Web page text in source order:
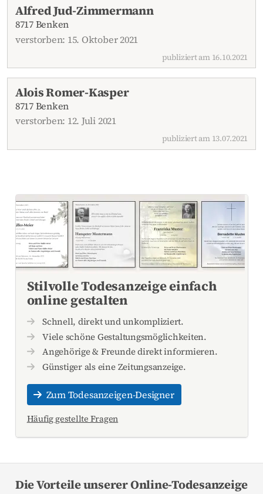
Aktuelle Todesanzeigen
Alfred Jud-Zimmermann
8717 Benken
verstorben: 15. Oktober 2021
publiziert am 16.10.2021
Alois Romer-Kasper
8717 Benken
verstorben: 12. Juli 2021
publiziert am 13.07.2021
Stilvolle Todesanzeige einfach
online gestalten
Schnell, direkt und unkompliziert.
Viele schöne Gestaltungsmöglichkeiten.
Angehörige & Freunde direkt informieren.
Günstiger als eine Zeitungsanzeige.
Zum Todesanzeigen-Designer
Häufig gestellte Fragen
Die Vorteile unserer Online-Todesanzeige